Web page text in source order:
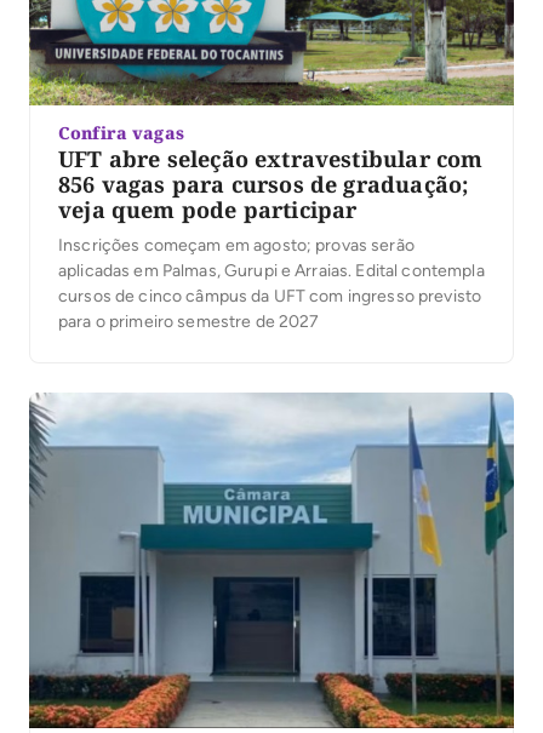
Confira vagas
UFT abre seleção extravestibular com
856 vagas para cursos de graduação;
veja quem pode participar
Inscrições começam em agosto; provas serão
aplicadas em Palmas, Gurupi e Arraias. Edital contempla
cursos de cinco câmpus da UFT com ingresso previsto
para o primeiro semestre de 2027